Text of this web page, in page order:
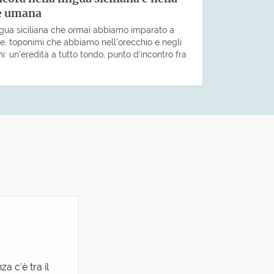
umana
siciliana che ormai abbiamo imparato a
toponimi che abbiamo nell’orecchio e negli
un’eredità a tutto tondo, punto d’incontro fra
c'è tra il